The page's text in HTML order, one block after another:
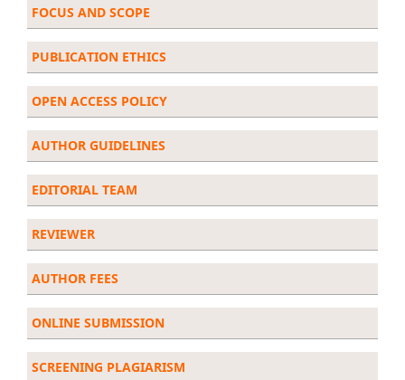
FOCUS AND SCOPE
PUBLICATION ETHICS
OPEN ACCESS POLICY
AUTHOR GUIDELINES
EDITORIAL TEAM
REVIEWER
AUTHOR FEES
ONLINE SUBMISSION
SCREENING PLAGIARISM